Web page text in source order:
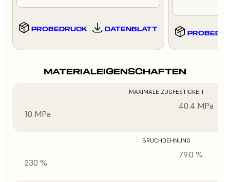
PROBEDRUCK DATENBLATT
MATERIALEIGENSCHAFTEN
MAXIMALE ZUGFESTIGKEIT
10 MPa
40.4 MPa
BRUCHDEHNUNG
230 %
79.0 %